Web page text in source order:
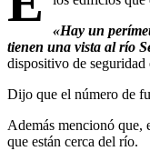
«Hay un
tienen una vista al río
dispositivo de
Dijo que el número de
Además mencionó que,
que están cerca del río.